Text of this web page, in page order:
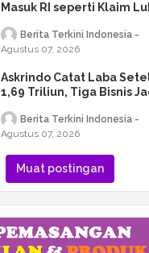
Masuk RI seperti Klaim
Berita Terkini Indonesia
Agustus 07, 2026
Askrindo Catat Laba
1,69 Triliun, Tiga Bisnis
Berita Terkini Indonesia
Agustus 07, 2026
Muat postingan